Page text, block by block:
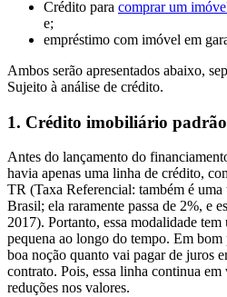
Crédito para comprar um
e;
empréstimo com imóvel em
Ambos serão apresentados abaixo,
Sujeito à análise de crédito.
1. Crédito imobiliário padrão
Antes do lançamento do
havia apenas uma linha de crédito,
TR (Taxa Referencial: também é
Brasil; ela raramente passa de 2%, e
2017). Portanto, essa modalidade
pequena ao longo do tempo. Em
boa noção quanto vai pagar de juros
contrato. Pois, essa linha continua
reduções nos valores.